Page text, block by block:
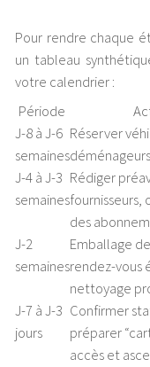
Pour rendre chaque
un tableau
votre calendrier :
Période
J-8 à J-6
semaines
Réserver
J-4 à J-3
semaines
Rédiger
fournisseurs,
des
J-2
semaines
Emballage
rendez-vous
nettoyage
J-7 à J-3
jours
Confirmer
préparer
accès et